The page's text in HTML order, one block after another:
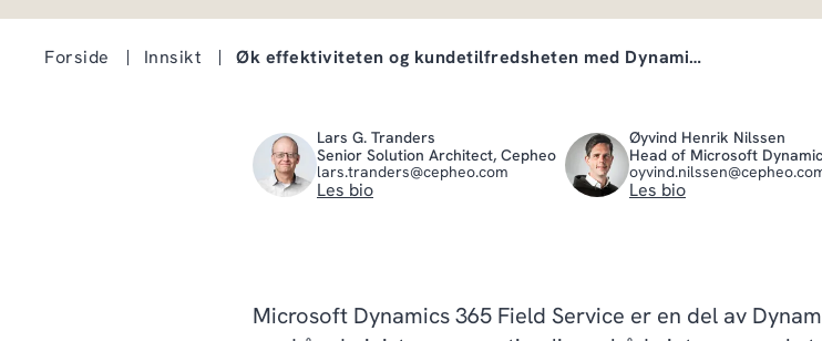
Forside Innsikt Øk effektiviteten og kundetilfredsheten med Dynami…
Lars G. Tranders
Senior Solution Architect, Cepheo
lars.tranders@cepheo.com
Les bio
Øyvind Henrik Nilssen
Head of Microsoft
Les bio
Microsoft Dynamics 365 Field Service er en del av